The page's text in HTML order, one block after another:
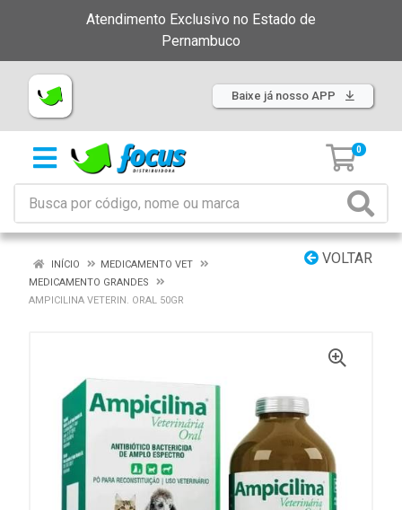
Atendimento Exclusivo no Estado de
Pernambuco
Baixe já nosso APP
0
VOLTAR
INÍCIO
MEDICAMENTO VET
MEDICAMENTO GRANDES
AMPICILINA VETERIN. ORAL 50GR